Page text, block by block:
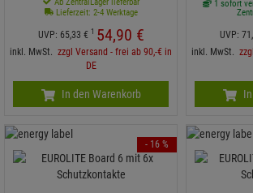
Lieferzeit: 2-4 Werktage
UVP: 65,33 € 1 54,90 €
inkl. MwSt. zzgl Versand - frei ab 90,-€ in
DE
In den Warenkorb
1 sofort
UVP: 71,
inkl. MwSt.
- 16 %